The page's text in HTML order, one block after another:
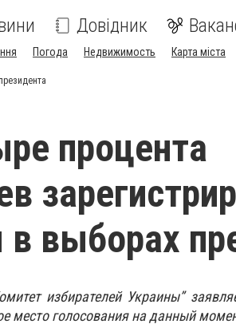
Довідник
Погода Недвижимость Карта міста
процента
в выборах
избирателей Украины”
место голосования на данный